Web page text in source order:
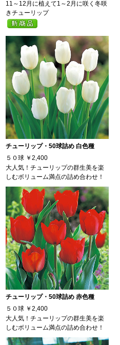
11～12月に植えて1～2月に咲く冬咲
きチューリップ
チューリップ・50球詰め 白色種
５０球 ￥2,400
大人気！チューリップの群生美を楽
しむボリューム満点の詰め合わせ！
チューリップ・50球詰め 赤色種
５０球 ￥2,400
大人気！チューリップの群生美を楽
しむボリューム満点の詰め合わせ！